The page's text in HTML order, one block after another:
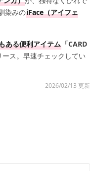
染みのiFace（アイフェ
ある便利アイテム 「CARD
ース。早速チェックしてい
2026/02/13 更新